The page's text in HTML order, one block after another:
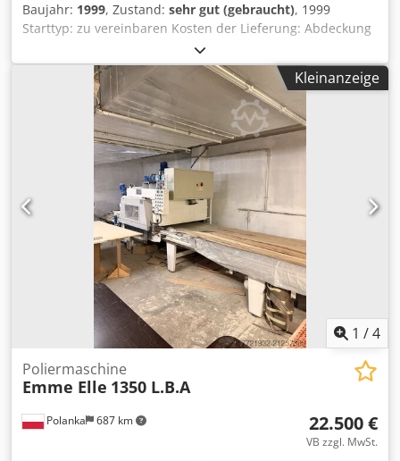
Baujahr: 1999, Zustand: sehr gut (gebraucht), 1999
Starttyp: zu vereinbaren Kosten der Lieferung: Abdeckung
des Kunden Bedingungen für die Lieferung: EIGENE
EMPFANG Kategorie: Schleifmaschinen in Polen
Unterkategorie: Durchgehende Schleifmaschinen Djded
Nmdkopfx Aczekr Unterkategorie 2: Schleifmaschinen,
Bürstmaschinen Beschreibung Hersteller
VANGROENWEGHE Modell / Typ der Maschine TYP M-300-
Kleinanzeige
1 /4
Polanka 687 km
Poliermaschine
Emme Elle 1350 L.B.A
22.500 €
VB zzgl. MwSt.